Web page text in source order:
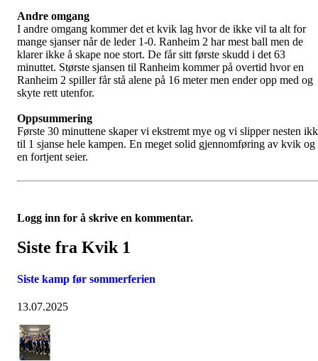
Andre omgang
I andre omgang kommer det et kvik lag hvor de ikke vil ta alt for
mange sjanser når de leder 1-0. Ranheim 2 har mest ball men de
klarer ikke å skape noe stort. De får sitt første skudd i det 63
minuttet. Største sjansen til Ranheim kommer på overtid hvor en
Ranheim 2 spiller får stå alene på 16 meter men ender opp med og
skyte rett utenfor.
Oppsummering
Første 30 minuttene skaper vi ekstremt mye og vi slipper nesten
til 1 sjanse hele kampen. En meget solid gjennomføring av kvik og
en fortjent seier.
Logg inn for å skrive en kommentar.
Siste fra Kvik 1
Siste kamp før sommerferien
13.07.2025